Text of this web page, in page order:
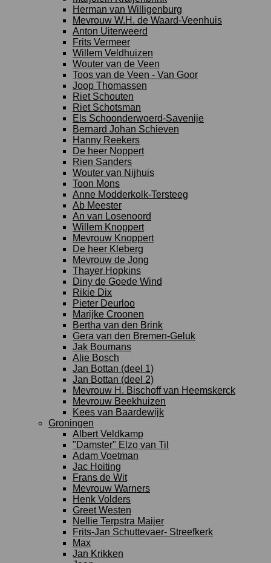
Herman van Willigenburg
Mevrouw W.H. de Waard-Veenhuis
Anton Uiterweerd
Frits Vermeer
Willem Veldhuizen
Wouter van de Veen
Toos van de Veen - Van Goor
Joop Thomassen
Riet Schouten
Riet Schotsman
Els Schoonderwoerd-Savenije
Bernard Johan Schieven
Hanny Reekers
De heer Noppert
Rien Sanders
Wouter van Nijhuis
Toon Mons
Anne Modderkolk-Tersteeg
Ab Meester
An van Losenoord
Willem Knoppert
Mevrouw Knoppert
De heer Kleberg
Mevrouw de Jong
Thayer Hopkins
Diny de Goede Wind
Rikie Dix
Pieter Deurloo
Marijke Croonen
Bertha van den Brink
Gera van den Bremen-Geluk
Jak Boumans
Alie Bosch
Jan Bottan (deel 1)
Jan Bottan (deel 2)
Mevrouw H. Bischoff van Heemskerck
Mevrouw Beekhuizen
Kees van Baardewijk
Groningen
Albert Veldkamp
"Damster" Elzo van Til
Adam Voetman
Jac Hoiting
Frans de Wit
Mevrouw Warners
Henk Volders
Greet Westen
Nellie Terpstra Maijer
Frits-Jan Schuttevaer- Streefkerk
Max
Jan Krikken